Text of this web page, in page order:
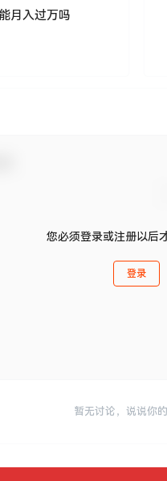
月入过万吗
您必须登录或注册以后
登录
暂无讨论，说说你